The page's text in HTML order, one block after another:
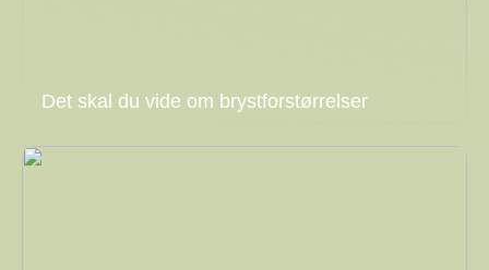
Det skal du vide om brystforstørrelser